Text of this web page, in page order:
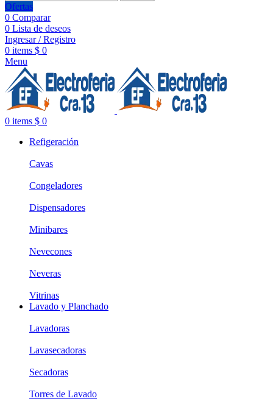
Ofertas
0 Comparar
0 Lista de deseos
Ingresar / Registro
0 items $ 0
Menu
0 items $ 0
Refigeración
Cavas
Congeladores
Dispensadores
Minibares
Nevecones
Neveras
Vitrinas
Lavado y Planchado
Lavadoras
Lavasecadoras
Secadoras
Torres de Lavado